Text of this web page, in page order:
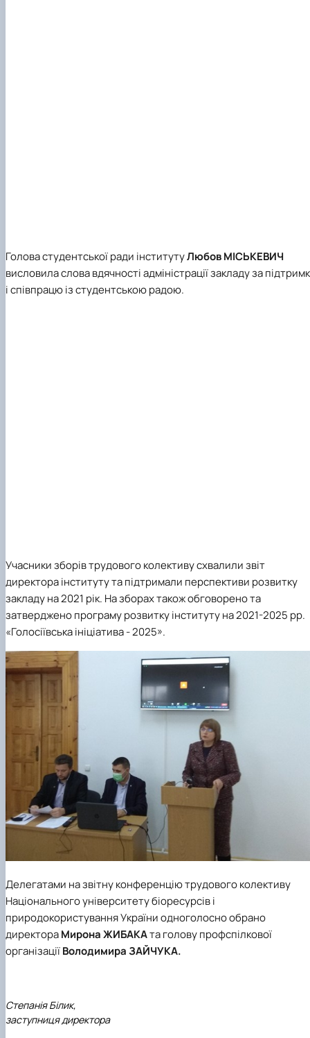
Голова студентської ради інститутуЛюбов МІСЬКЕВИЧ
висловила слова вдячності адміністрації закладу за
і співпрацю із студентською радою.
Учасники зборів трудового колективу схвалили звіт
директора інституту та підтримали перспективи розвитку
закладу на 2021 рік. На зборах також обговорено та
затверджено програму розвитку інституту на 2021-2025 рр.
«Голосіївська ініціатива - 2025».
Делегатами на звітну конференцію трудового колективу
Національного університету біоресурсів і
природокористування України одноголосно обрано
директораМирона ЖИБАКАта голову профспілкової
організаціїВолодимира ЗАЙЧУКА.
Степанія Білик,
заступниця директора